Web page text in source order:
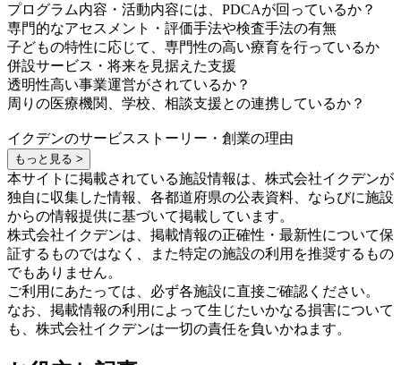
プログラム内容・活動内容には、PDCAが回っているか？
専門的なアセスメント・評価手法や検査手法の有無
子どもの特性に応じて、専門性の高い療育を行っているか
併設サービス・将来を見据えた支援
透明性高い事業運営がされているか？
周りの医療機関、学校、相談支援との連携しているか？
イクデンのサービスストーリー・創業の理由
もっと見る >
本サイトに掲載されている施設情報は、株式会社イクデンが
独自に収集した情報、各都道府県の公表資料、ならびに施設
からの情報提供に基づいて掲載しています。
株式会社イクデンは、掲載情報の正確性・最新性について保
証するものではなく、また特定の施設の利用を推奨するもの
でもありません。
ご利用にあたっては、必ず各施設に直接ご確認ください。
なお、掲載情報の利用によって生じたいかなる損害について
も、株式会社イクデンは一切の責任を負いかねます。